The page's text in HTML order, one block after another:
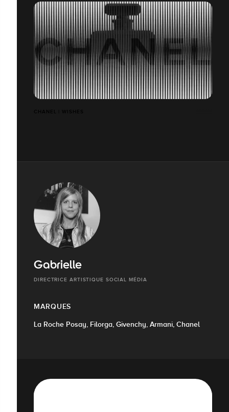
CHANEL | WISHES
Gabrielle
DIRECTRICE ARTISTIQUE SOCIAL MÉDIA
MARQUES
La Roche Posay, Filorga, Givenchy, Armani, Chanel